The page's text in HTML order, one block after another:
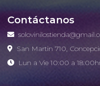
Contáctanos
San Martin 710,
Lun a Vie 10:00 a